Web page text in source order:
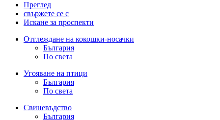
Преглед
свържете се с
Искане за проспекти
Отглеждане на кокошки-носачки
България
По света
Угояване на птици
България
По света
Свиневъдство
България